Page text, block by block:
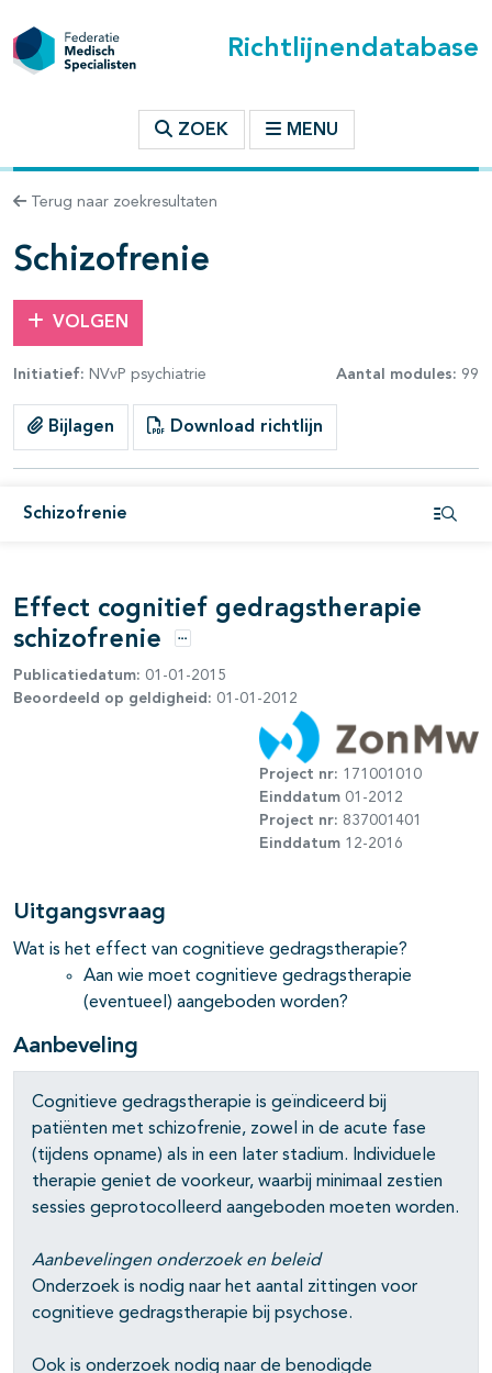
Richtlijnendatabase
ZOEK MENU
Terug naar zoekresultaten
Schizofrenie
VOLGEN
Initiatief: NVvP psychiatrie Aantal modules: 99
Bijlagen Download richtlijn
Schizofrenie
binnen deze richtlijn
open- en dichtklappen
open- en dichtklappen
open- en dichtklappen
open- en dichtklappen
open- en dichtklappen
open- en dichtklappen
open- en dichtklappen
open- en dichtklappen
open- en dichtklappen
Effect cognitief gedragstherapie
schizofrenie
Opties
Publicatiedatum: 01-01-2015
Beoordeeld op geldigheid: 01-01-2012
Project nr: 171001010
Einddatum 01-2012
Project nr: 837001401
Einddatum 12-2016
Uitgangsvraag
Wat is het effect van cognitieve gedragstherapie?
Aan wie moet cognitieve gedragstherapie
(eventueel) aangeboden worden?
Aanbeveling
Cognitieve gedragstherapie is geïndiceerd bij
patiënten met schizofrenie, zowel in de acute fase
(tijdens opname) als in een later stadium. Individuele
therapie geniet de voorkeur, waarbij minimaal zestien
sessies geprotocolleerd aangeboden moeten worden.
Aanbevelingen onderzoek en beleid
Onderzoek is nodig naar het aantal zittingen voor
cognitieve gedragstherapie bij psychose.
Ook is onderzoek nodig naar de benodigde